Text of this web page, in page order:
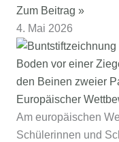
Zum Beitrag »
4. Mai 2026
Europäischer
Am europäischen
Schülerinnen und